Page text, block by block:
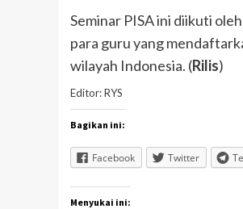
Seminar PISA ini diikuti
para guru yang
wilayah Indonesia. (Rilis)
Editor: RYS
Bagikan ini:
Facebook Twitter
Menyukai ini: